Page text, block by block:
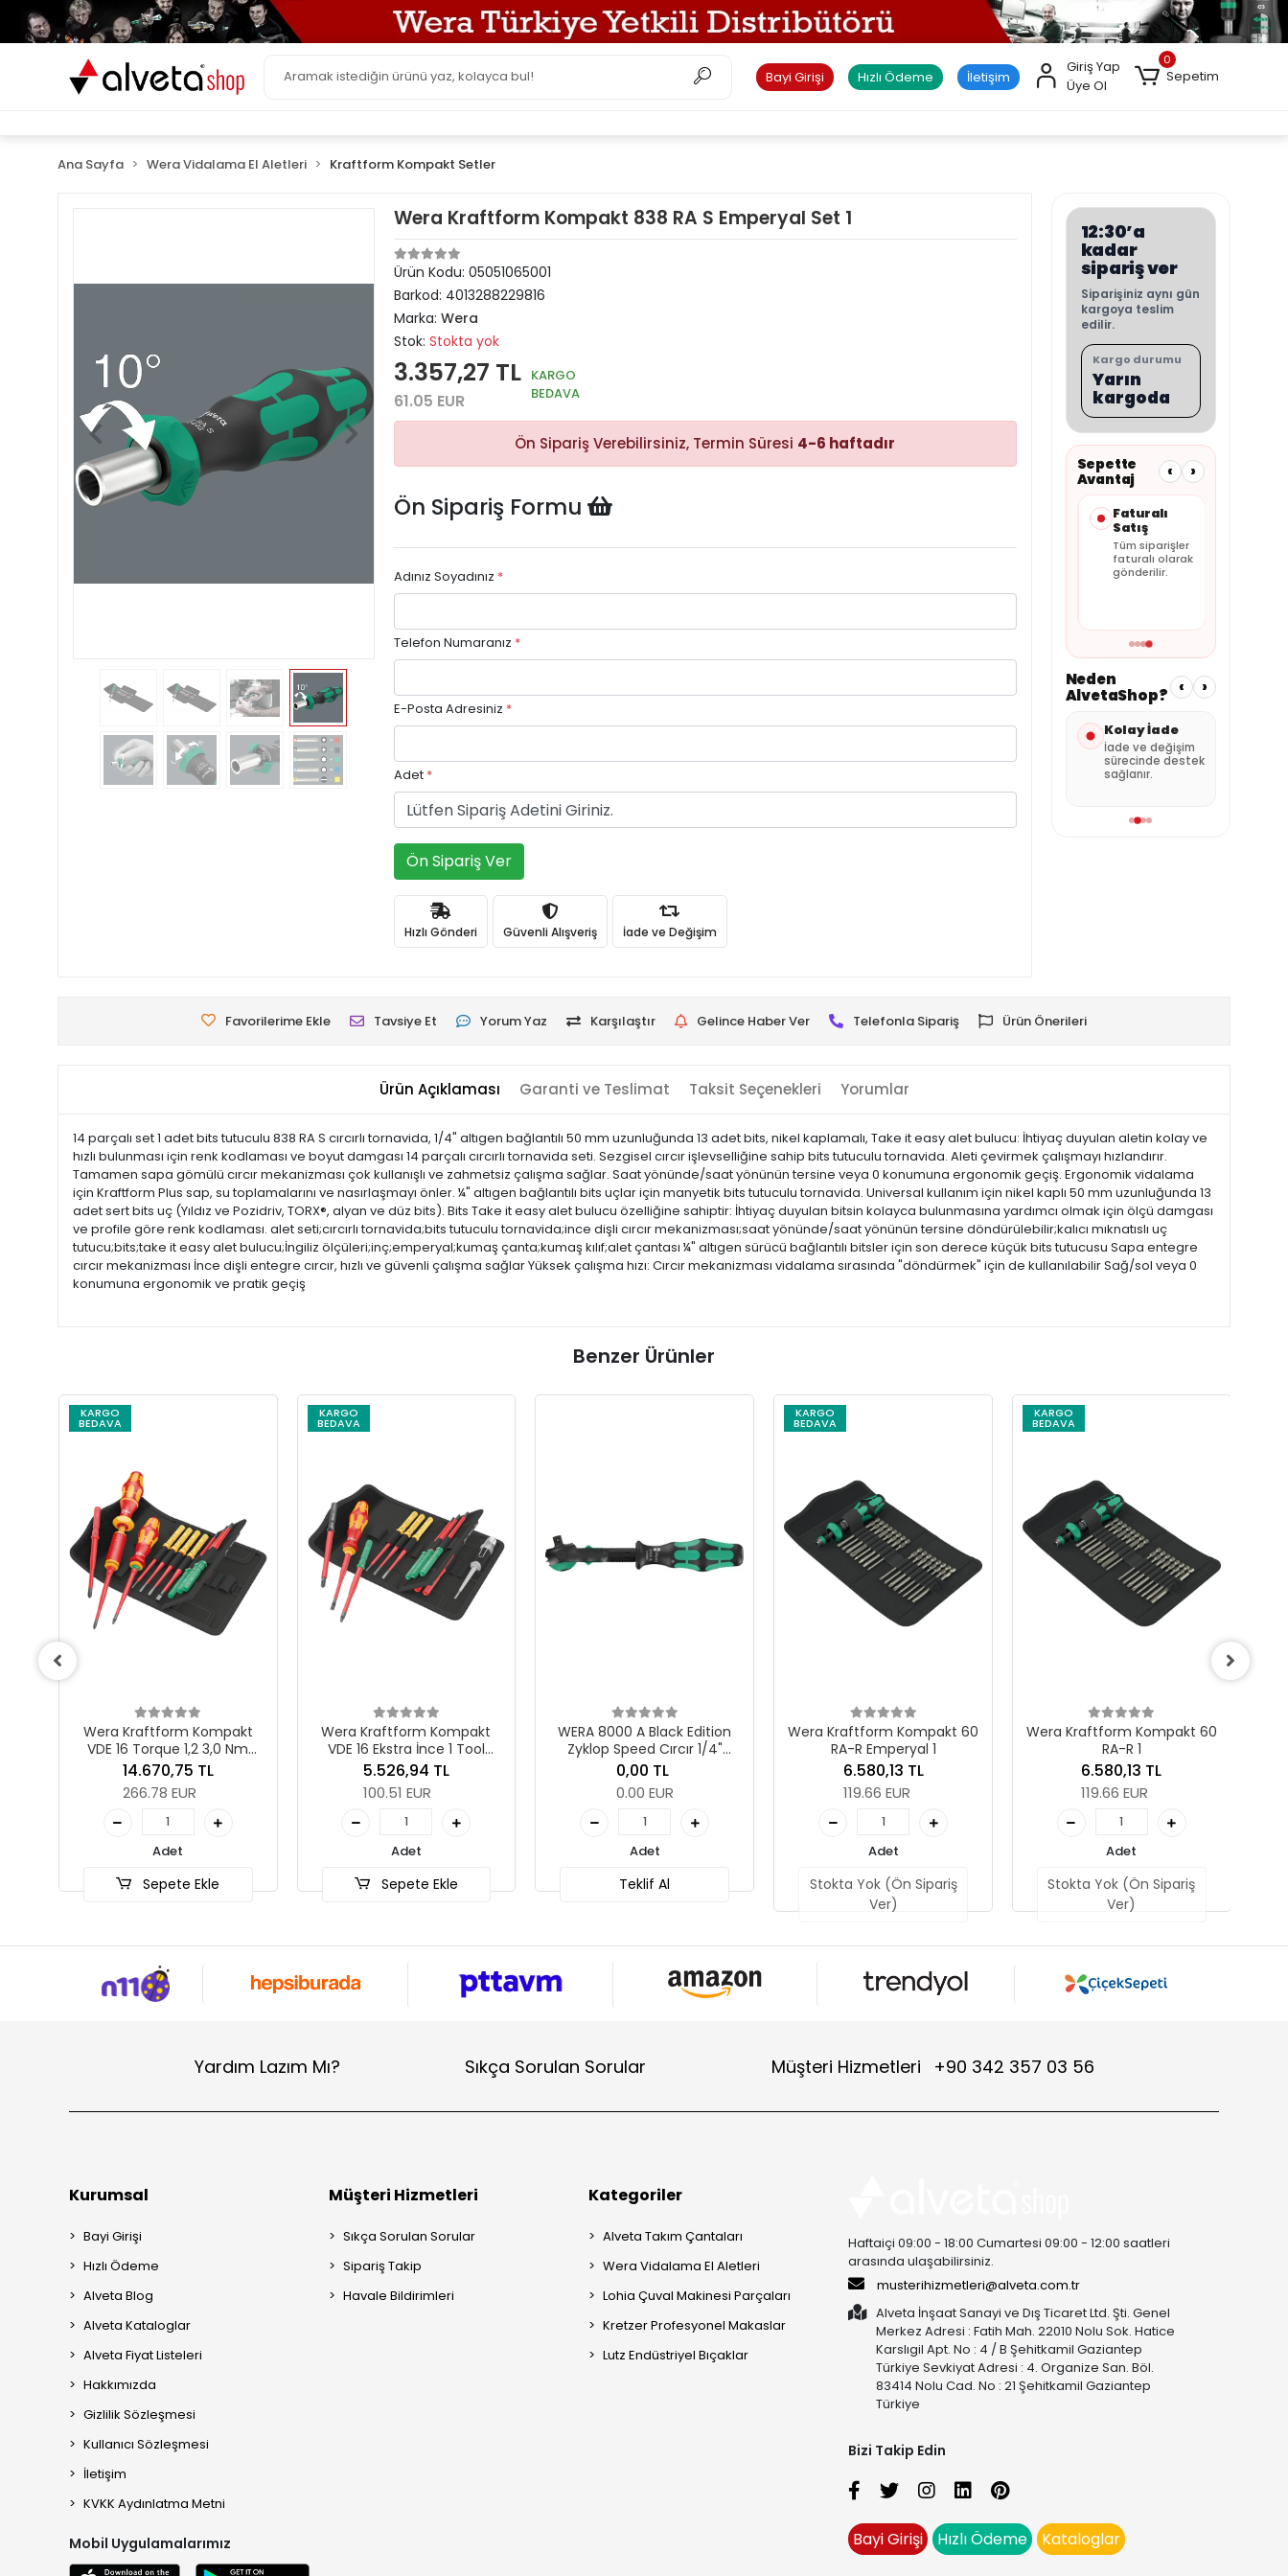
Bayi Girişi Hızlı Ödeme İletişim
Giriş Yap
Üye Ol
0
Sepetim
Ana Sayfa Wera Vidalama El Aletleri Kraftform Kompakt Setler
Wera Kraftform Kompakt 838 RA S Emperyal Set 1
Ürün Kodu: 05051065001
Barkod: 4013288229816
Marka: Wera
Stok: Stokta yok
3.357,27 TL
61.05 EUR
KARGO
BEDAVA
Ön Sipariş Verebilirsiniz, Termin Süresi 4-6 haftadır
Ön Sipariş Formu
Adınız Soyadınız *
Telefon Numaranız *
E-Posta Adresiniz *
Adet *
Ön Sipariş Ver
Hızlı Gönderi Güvenli Alışveriş İade ve Değişim
12:30’a
kadar
sipariş ver
Siparişiniz aynı gün
kargoya teslim
edilir.
Kargo durumu
Yarın
kargoda
Sepette
Avantaj
‹ ›
Sepete
kolayca
Kartınıza
görebilirsiniz.
Alışverişiniz
Faturalı
Satış
Tüm siparişler
faturalı olarak
gönderilir.
Neden
AlvetaShop?
‹ ›
Hızlı Gönderi
göre hızlı kargo
Kolay İade
sürecinde destek
Özenli
Paketleme
Ürünler güvenli
şekilde hazırlanır.
Favorilerime Ekle Tavsiye Et Yorum Yaz Karşılaştır Gelince Haber Ver Telefonla Sipariş Ürün Önerileri
Ürün Açıklaması Garanti ve Teslimat Taksit Seçenekleri Yorumlar
14 parçalı set 1 adet bits tutuculu 838 RA S cırcırlı tornavida, 1/4" altıgen bağlantılı 50 mm uzunluğunda 13 adet bits, nikel kaplamalı, Take it easy alet bulucu: İhtiyaç duyulan aletin kolay ve
hızlı bulunması için renk kodlaması ve boyut damgası 14 parçalı cırcırlı tornavida seti. Sezgisel cırcır işlevselliğine sahip bits tutuculu tornavida. Aleti çevirmek çalışmayı hızlandırır.
Tamamen sapa gömülü cırcır mekanizması çok kullanışlı ve zahmetsiz çalışma sağlar. Saat yönünde/saat yönünün tersine veya 0 konumuna ergonomik geçiş. Ergonomik vidalama
için Kraftform Plus sap, su toplamalarını ve nasırlaşmayı önler. ¼" altıgen bağlantılı bits uçlar için manyetik bits tutuculu tornavida. Universal kullanım için nikel kaplı 50 mm uzunluğunda 13
adet sert bits uç (Yıldız ve Pozidriv, TORX®, alyan ve düz bits). Bits Take it easy alet bulucu özelliğine sahiptir: İhtiyaç duyulan bitsin kolayca bulunmasına yardımcı olmak için ölçü damgası
ve profile göre renk kodlaması. alet seti;cırcırlı tornavida;bits tutuculu tornavida;ince dişli cırcır mekanizması;saat yönünde/saat yönünün tersine döndürülebilir;kalıcı mıknatıslı uç
tutucu;bits;take it easy alet bulucu;İngiliz ölçüleri;inç;emperyal;kumaş çanta;kumaş kılıf;alet çantası ¼" altıgen sürücü bağlantılı bitsler için son derece küçük bits tutucusu Sapa entegre
cırcır mekanizması İnce dişli entegre cırcır, hızlı ve güvenli çalışma sağlar Yüksek çalışma hızı: Cırcır mekanizması vidalama sırasında "döndürmek" için de kullanılabilir Sağ/sol veya 0
konumuna ergonomik ve pratik geçiş
Benzer Ürünler
Kompakt
Wera Kraftform Kompakt
VDE 16 Ekstra İnce 1 Tool
5.526,94 TL
Sepete Ekle
WERA 8000 A Black Edition
Zyklop Speed Cırcır 1/4"
Teklif Al
Wera Kraftform Kompakt 60
RA-R Emperyal 1
Stokta Yok (Ön Sipariş
Wera Kraftform Kompakt 60
6.580,13 TL
Stokta Yok (Ön Sipariş
Wera Kraftform Kompakt
Security
8.364,54 TL
Stokta Yok (Ön Sipariş
Yardım Lazım Mı? Sıkça Sorulan Sorular Müşteri Hizmetleri +90 342 357 03 56
Kurumsal
Bayi Girişi
Hızlı Ödeme
Alveta Blog
Alveta Kataloglar
Alveta Fiyat Listeleri
Hakkımızda
Gizlilik Sözleşmesi
Kullanıcı Sözleşmesi
İletişim
KVKK Aydınlatma Metni
Mobil Uygulamalarımız
Müşteri Hizmetleri
Sıkça Sorulan Sorular
Sipariş Takip
Havale Bildirimleri
Kategoriler
Alveta Takım Çantaları
Wera Vidalama El Aletleri
Lohia Çuval Makinesi Parçaları
Kretzer Profesyonel Makaslar
Lutz Endüstriyel Bıçaklar
Haftaiçi 09:00 - 18:00 Cumartesi 09:00 - 12:00 saatleri
arasında ulaşabilirsiniz.
musterihizmetleri@alveta.com.tr
Alveta İnşaat Sanayi ve Dış Ticaret Ltd. Şti. Genel
Merkez Adresi : Fatih Mah. 22010 Nolu Sok. Hatice
Karslıgil Apt. No : 4 / B Şehitkamil Gaziantep
Türkiye Sevkiyat Adresi : 4. Organize San. Böl.
83414 Nolu Cad. No : 21 Şehitkamil Gaziantep
Türkiye
Bizi Takip Edin
Bayi Girişi Hızlı Ödeme Kataloglar